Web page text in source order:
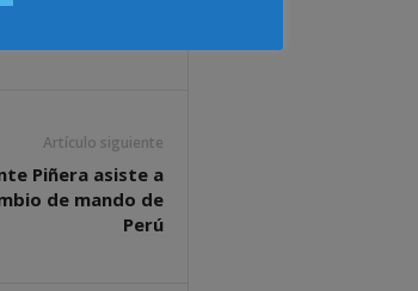
Artículo siguiente
Piñera asiste a
de mando de
Perú